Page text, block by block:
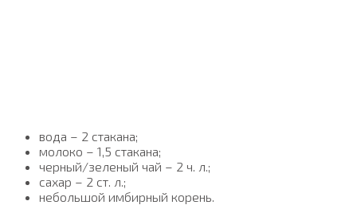
вода – 2 стакана;
молоко – 1,5 стакана;
черный/зеленый чай – 2 ч. л.;
сахар – 2 ст. л.;
небольшой имбирный корень.